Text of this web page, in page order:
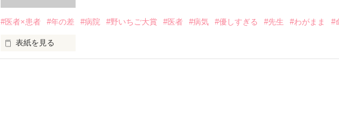
                 みんなが支えてくれる
#医者×患者 #年の差 #病院 #野いちご大賞 #医者 #病気 #優しすぎる #先生 #わがまま #
表紙を見る